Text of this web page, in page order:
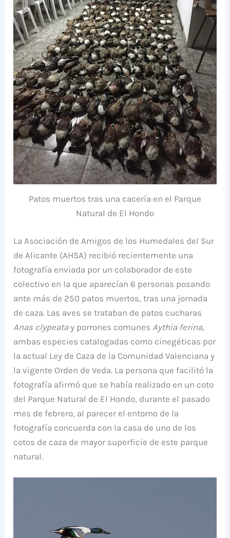
Patos muertos tras una cacería en el Parque
Natural de El Hondo
La Asociación de Amigos de los Humedales del Sur
de Alicante (AHSA) recibió recientemente una
fotografía enviada por un colaborador de este
colectivo en la que aparecían 6 personas posando
ante más de 250 patos muertos, tras una jornada
de caza. Las aves se trataban de patos cucharas
Anas clypeatay porrones comunes Aythia ferina,
ambas especies catalogadas como cinegéticas por
la actual Ley de Caza de la Comunidad Valenciana y
la vigente Orden de Veda. La persona que facilitó la
fotografía afirmó que se había realizado en un coto
del Parque Natural de El Hondo, durante el pasado
mes de febrero, al parecer el entorno de la
fotografía concuerda con la casa de uno de los
cotos de caza de mayor superficie de este parque
natural.